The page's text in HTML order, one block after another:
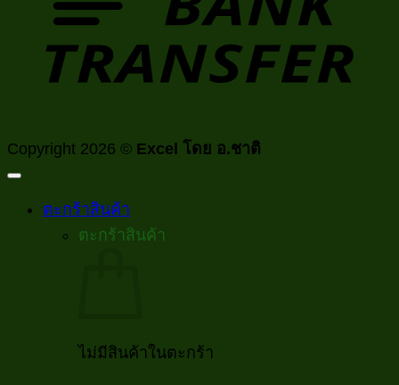
Copyright 2026 © Excel โดย อ.ชาติ
ตะกร้าสินค้า
ตะกร้าสินค้า
ไม่มีสินค้าในตะกร้า